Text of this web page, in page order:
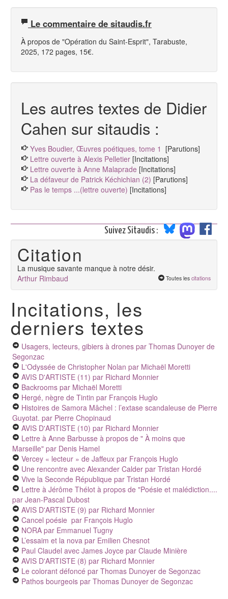
Le commentaire de sitaudis.fr
À propos de "Opération du Saint-Esprit", Tarabuste,
2025, 172 pages, 15€.
Les autres textes de Didier
Cahen sur sitaudis :
Yves Boudier, Œuvres poétiques, tome 1 [Parutions]
Lettre ouverte à Alexis Pelletier [Incitations]
Lettre ouverte à Anne Malaprade [Incitations]
La défaveur de Patrick Kéchichian (2) [Parutions]
Pas le temps ...(lettre ouverte) [Incitations]
Suivez Sitaudis :
Citation
La musique savante manque à notre désir.
Arthur Rimbaud
Toutes les citations
Incitations, les
derniers textes
Usagers, lecteurs, gibiers à drones par Thomas Dunoyer de
Segonzac
L'Odyssée de Christopher Nolan par Michaël Moretti
AVIS D'ARTISTE (11) par Richard Monnier
Backrooms par Michaël Moretti
Hergé, nègre de Tintin par François Huglo
Histoires de Samora Mâchel : l’extase scandaleuse de Pierre
Guyotat. par Pierre Chopinaud
AVIS D'ARTISTE (10) par Richard Monnier
Lettre à Anne Barbusse à propos de " À moins que
Marseille" par Denis Hamel
Vercey « lecteur » de Jaffeux par François Huglo
Une rencontre avec Alexander Calder par Tristan Hordé
Vive la Seconde République par Tristan Hordé
Lettre à Jérôme Thélot à propos de "Poésie et malédiction....
par Jean-Pascal Dubost
AVIS D'ARTISTE (9) par Richard Monnier
Cancel poésie par François Huglo
NORA par Emmanuel Tugny
L’essaim et la nova par Emilien Chesnot
Paul Claudel avec James Joyce par Claude Minière
AVIS D'ARTISTE (8) par Richard Monnier
Le colorant défoncé par Thomas Dunoyer de Segonzac
Pathos bourgeois par Thomas Dunoyer de Segonzac